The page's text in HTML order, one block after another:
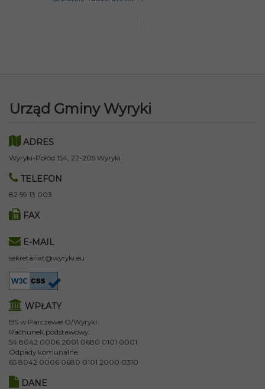
Urząd Gminy Wyryki
ADRES
Wyryki-Połód 154, 22-205 Wyryki
TELEFON
82 59 13 003
FAX
E-MAIL
sekretariat@wyryki.eu
WPŁATY
BS w Parczewie O/Wyryki
Rachunek podstawowy:
54 8042 0006 2001 0680 0101 0001
Odpady komunalne:
65 8042 0006 0680 0101 2000 0310
DANE